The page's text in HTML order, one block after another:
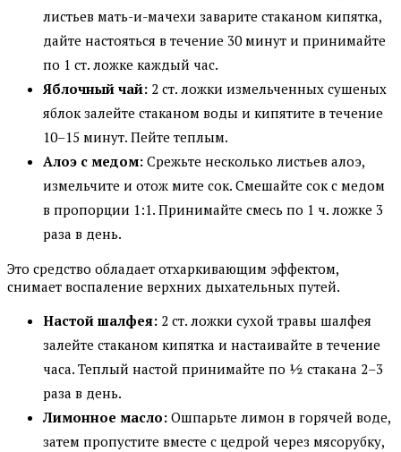
листьев мать-и-мачехи заварите стаканом кипятка,
дайте настояться в течение 30 минут и принимайте
по 1 ст. ложке каждый час.
Яблочный чай: 2 ст. ложки измельченных сушеных
яблок залейте стаканом воды и кипятите в течение
10–15 минут. Пейте теплым.
Алоэ с медом: Срежьте несколько листьев алоэ,
измельчите и отож мите сок. Смешайте сок с медом
в пропорции 1:1. Принимайте смесь по 1 ч. ложке 3
раза в день.
Это средство обладает отхаркивающим эффектом,
снимает воспаление верхних дыхательных путей.
Настой шалфея: 2 ст. ложки сухой травы шалфея
залейте стаканом кипятка и настаивайте в течение
часа. Теплый настой принимайте по ½ стакана 2–3
раза в день.
Лимонное масло: Ошпарьте лимон в горячей воде,
затем пропустите вместе с цедрой через мясорубку,